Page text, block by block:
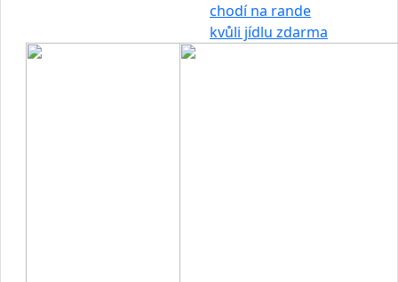
chodí na rande
kvůli jídlu zdarma